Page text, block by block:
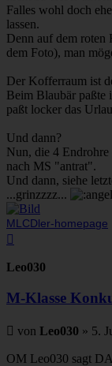
Falles wohl doch
lassen.
Denn auf dem roten
dem Foto), man
Der Kofferraum ist
Beim Blaubär paßte
paßt locker das
Und dann?
Nun, die 4
nach MS "antrat".
Und dann, siehe
...grinzzzz...
MLCDler-homepage
Leo030
M-Klasse
Beitrag
von Leo030 » 5.
OM Leo030 sagt